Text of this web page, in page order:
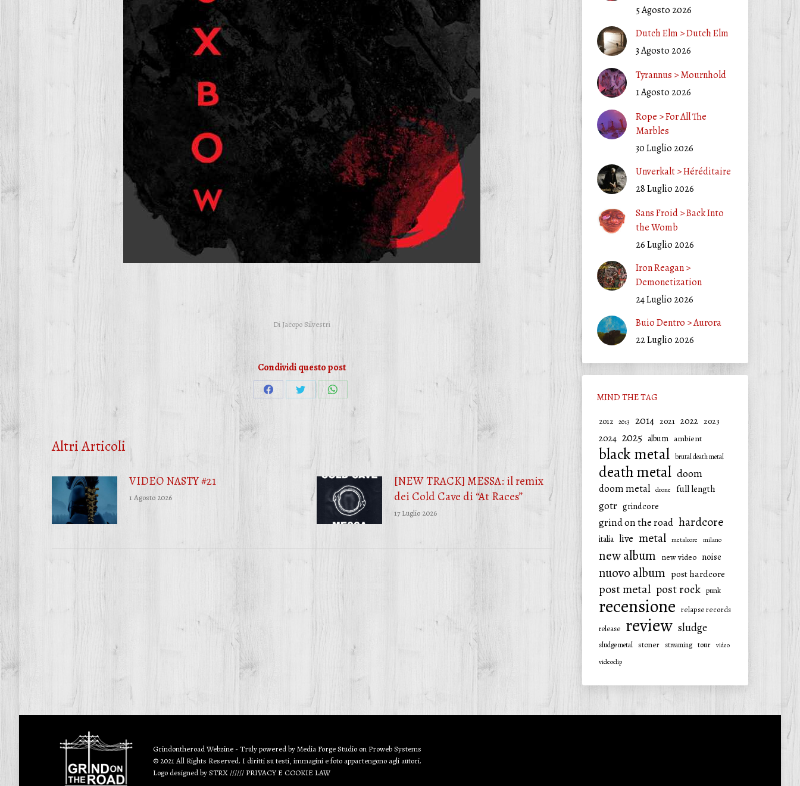
Di Jacopo Silvestri
Condividi questo post
CondividiCondividiCondividi
Altri Articoli
VIDEO NASTY #21
1 Agosto 2026
[NEW TRACK] MESSA: il remix
dei Cold Cave di “At Races”
17 Luglio 2026
5 Agosto 2026
Dutch Elm > Dutch Elm
3 Agosto 2026
Tyrannus > Mournhold
1 Agosto 2026
Rope > For All The
Marbles
30 Luglio 2026
Unverkalt > Héréditaire
28 Luglio 2026
Sans Froid > Back Into
the Womb
26 Luglio 2026
Iron Reagan >
Demonetization
24 Luglio 2026
Buio Dentro > Aurora
22 Luglio 2026
MIND THE TAG
2012 2013 2014 2021 2022 2023
2024 2025 album ambient
black metal brutal death metal
death metal doom
doom metal drone full length
gotr grindcore
grind on the road hardcore
italia live metal metalcore milano
new album new video noise
nuovo album post hardcore
post metal post rock punk
recensione relapse records
release
review sludge
sludge metal stoner streaming tour
video
videoclip
Grindontheroad Webzine - Truly powered byMedia Forge Studio on ProwebSystems
© 2021 All Rights Reserved. I diritti su testi, immagini e foto appartengono agli autori.
Logo designed bySTRX////// PRIVACY E COOKIE LAW